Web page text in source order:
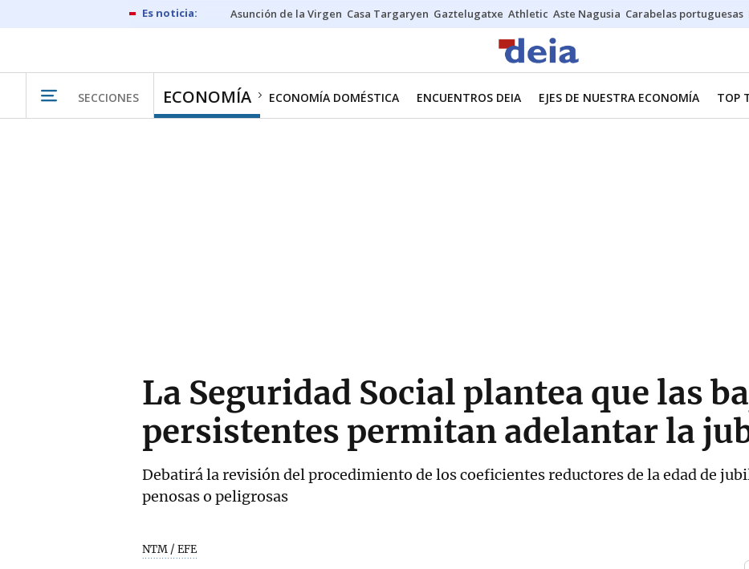
Asunción de la Virgen Casa Targaryen Gaztelugatxe Athletic Aste Nagusia Carabelas portuguesas
SECCIONES ECONOMÍA ECONOMÍA DOMÉSTICA ENCUENTROS DEIA EJES DE NUESTRA ECONOMÍA TOP
La Seguridad Social plantea que las
persistentes permitan adelantar la
Debatirá la revisión del procedimiento de los coeficientes reductores de la edad de
penosas o peligrosas
NTM / EFE